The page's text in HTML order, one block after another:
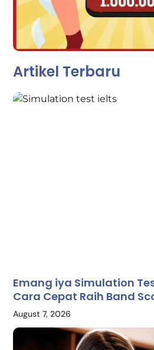
Artikel Terbaru
Emang iya Simulation
Cara Cepat Raih Band
August 7, 2026